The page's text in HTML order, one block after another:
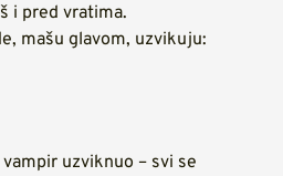
i pred vratima.
mašu glavom, uzvikuju:
uzviknuo – svi se